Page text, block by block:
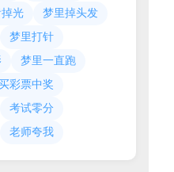
光
梦里掉头发
梦里打针
梦里一直跑
彩票中奖
考试零分
老师夸我